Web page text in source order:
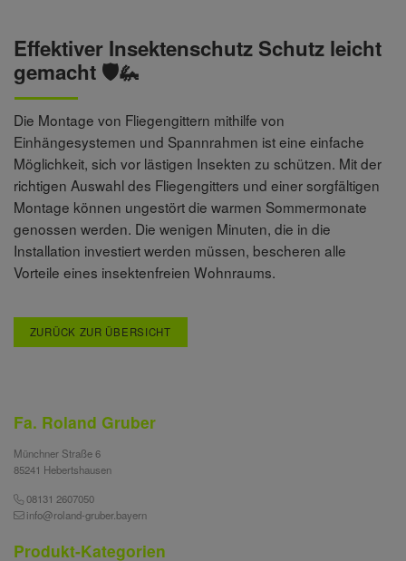
ZURÜCK ZUR ÜBERSICHT
Effektiver Insektenschutz Schutz leicht
gemacht 🛡️🦗
Die Montage von Fliegengittern mithilfe von
Einhängesystemen und Spannrahmen ist eine einfache
Möglichkeit, sich vor lästigen Insekten zu schützen. Mit der
richtigen Auswahl des Fliegengitters und einer sorgfältigen
Montage können ungestört die warmen Sommermonate
genossen werden. Die wenigen Minuten, die in die
Installation investiert werden müssen, bescheren alle
Vorteile eines insektenfreien Wohnraums.
Fa. Roland Gruber
Münchner Straße 6
85241 Hebertshausen
08131 2607050
info@roland-gruber.bayern
Produkt-Kategorien